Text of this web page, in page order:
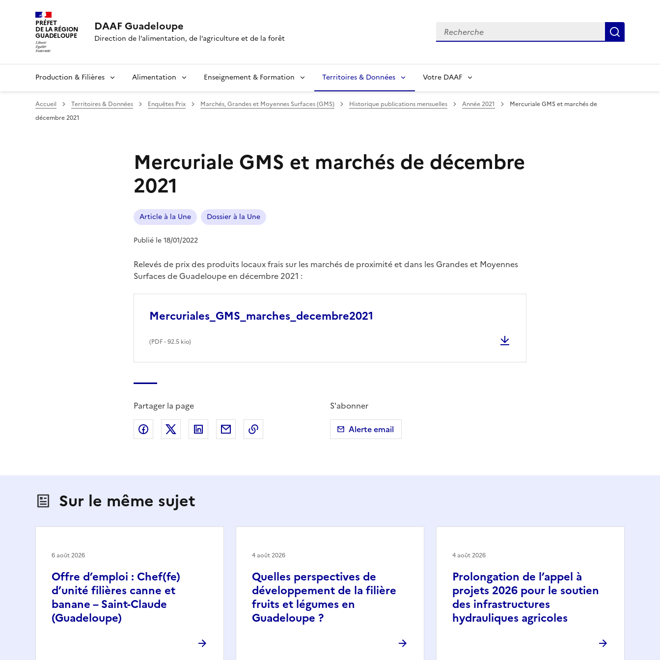
PRÉFET
DE LA RÉGION
GUADELOUPE
DAAF Guadeloupe
Direction de l’alimentation, de l’agriculture et de la forêt
Recherche
Production & Filières Alimentation Enseignement & Formation Territoires & Données Votre DAAF
Accueil Territoires & Données Enquêtes Prix Marchés, Grandes et Moyennes Surfaces (GMS) Historique publications mensuelles Année 2021
Mercuriale GMS et marchés de
décembre 2021
Mercuriale GMS et marchés de décembre
2021
Article à la Une Dossier à la Une
Publié le 18/01/2022
Relevés de prix des produits locaux frais sur les marchés de proximité et dans les Grandes et Moyennes
Surfaces de Guadeloupe en décembre 2021 :
Mercuriales_GMS_marches_decembre2021
(PDF- 92.5 kio)
Partager la page
Partager sur Facebook
Partager sur X (anciennement Twitter)
Partager sur LinkedIn
Partager par emailCopier dans le presse-papier
S'abonner
Alerte email
Sur le même sujet
Offre d’emploi : Chef(fe)
d’unité filières canne et
banane – Saint-Claude
(Guadeloupe)
6 août 2026
Quelles perspectives de
développement de la filière
fruits et légumes en
Guadeloupe ?
4 août 2026
Prolongation de l’appel à
projets 2026 pour le soutien
des infrastructures
hydrauliques agricoles
4 août 2026